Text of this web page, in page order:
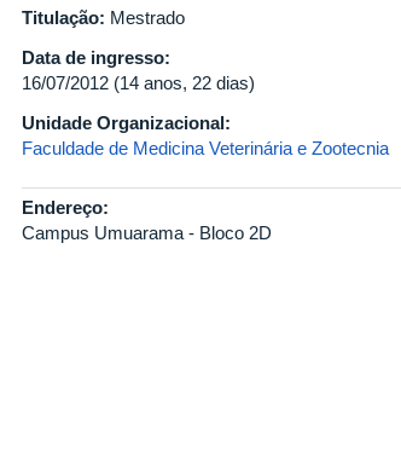
Titulação: Mestrado
Data de ingresso:
16/07/2012 (14 anos, 22 dias)
Unidade Organizacional:
Faculdade de Medicina Veterinária e Zootecnia
Endereço:
Campus Umuarama - Bloco 2D